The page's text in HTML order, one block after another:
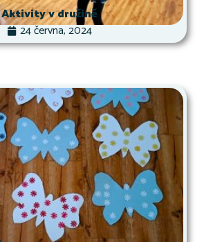
Aktivity v družině
24 června, 2024